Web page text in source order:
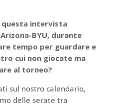
questa intervista
BYU, durante
tempo per guardare e
cui non giocate ma
al torneo?
sul nostro calendario,
delle serate tra